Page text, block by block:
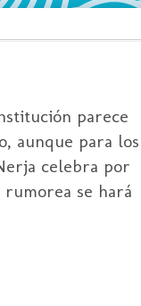
parece
aunque para los
celebra por
se hará